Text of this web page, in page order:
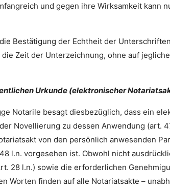
und gegen ihre Wirksamkeit kann
Bestätigung der Echtheit der
Zeit der Unterzeichnung, ohne auf
Urkunde (elektronischer
Notarile besagt diesbezüglich, dass ein
Novellierung zu dessen Anwendung (art.
von den persönlich anwesenden
l.n. vorgesehen ist. Obwohl nicht
28 l.n.) sowie die erforderlichen
Worten finden auf alle Notariatsakte –